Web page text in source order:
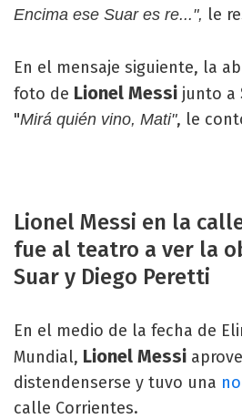
Encima ese Suar es re...", le
En el mensaje siguiente, la
foto de Lionel Messi junto a
"Mirá quién vino, Mati", le
Lionel Messi en la
fue al teatro a ver la
Suar y Diego Peretti
En el medio de la fecha de
Mundial, Lionel Messi
distendenserse y tuvo una
calle Corrientes.